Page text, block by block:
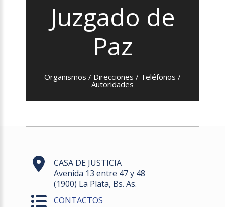
Juzgado de
Paz
Organismos / Direcciones / Teléfonos /
Autoridades
CASA DE JUSTICIA
Avenida 13 entre 47 y 48
(1900) La Plata, Bs. As.
CONTACTOS